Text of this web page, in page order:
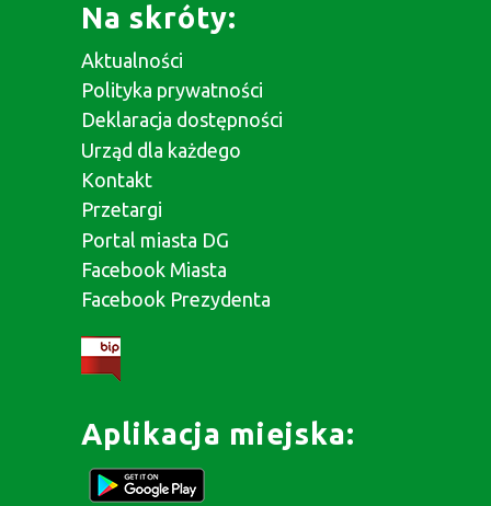
Na skróty:
Aktualności
Polityka prywatności
Deklaracja dostępności
Urząd dla każdego
Kontakt
Przetargi
Portal miasta DG
Facebook Miasta
Facebook Prezydenta
Aplikacja miejska: